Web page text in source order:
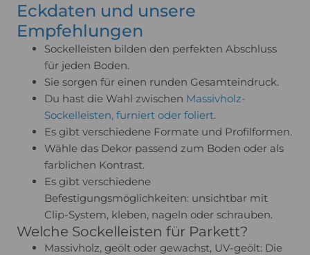
Eckdaten und unsere
Empfehlungen
Sockelleisten bilden den perfekten Abschluss
für jeden Boden.
Sie sorgen für einen runden Gesamteindruck.
Du hast die Wahl zwischen Massivholz-
Sockelleisten, furniert oder foliert.
Es gibt verschiedene Formate und Profilformen.
Wähle das Dekor passend zum Boden oder als
farblichen Kontrast.
Es gibt verschiedene
Befestigungsmöglichkeiten: unsichtbar mit
Clip-System, kleben, nageln oder schrauben.
Welche Sockelleisten für Parkett?
Massivholz, geölt oder gewachst, UV-geölt: Die